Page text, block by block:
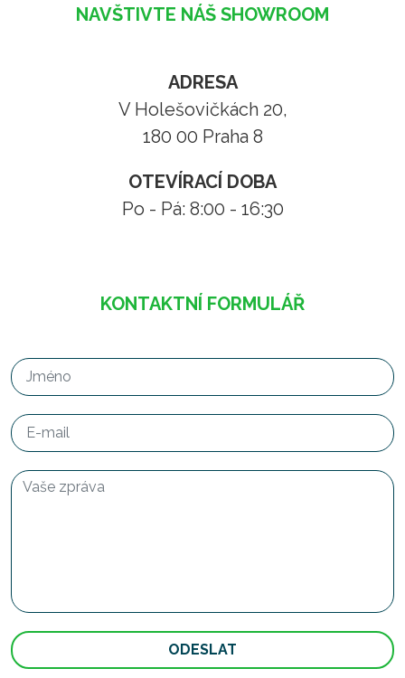
NAVŠTIVTE NÁŠ SHOWROOM
ADRESA
V Holešovičkách 20,
180 00 Praha 8
OTEVÍRACÍ DOBA
Po - Pá: 8:00 - 16:30
KONTAKTNÍ FORMULÁŘ
ODESLAT